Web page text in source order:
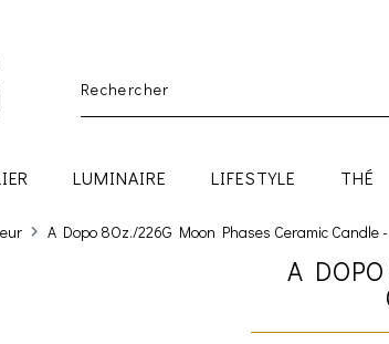
LUMINAIRE LIFESTYLE THÉ
A Dopo 8Oz./226G Moon Phases Ceramic Candle
A